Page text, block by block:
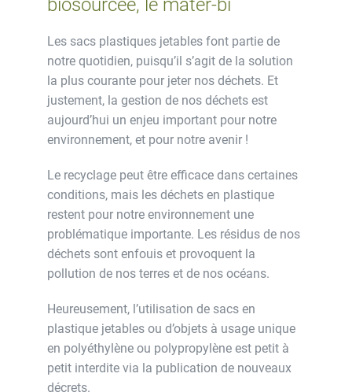
biosourcée, le mater-bi
Les sacs plastiques jetables font partie de
notre quotidien, puisqu’il s’agit de la solution
la plus courante pour jeter nos déchets. Et
justement, la gestion de nos déchets est
aujourd’hui un enjeu important pour notre
environnement, et pour notre avenir !
Le recyclage peut être efficace dans certaines
conditions, mais les déchets en plastique
restent pour notre environnement une
problématique importante. Les résidus de nos
déchets sont enfouis et provoquent la
pollution de nos terres et de nos océans.
Heureusement, l’utilisation de sacs en
plastique jetables ou d’objets à usage unique
en polyéthylène ou polypropylène est petit à
petit interdite via la publication de nouveaux
décrets.